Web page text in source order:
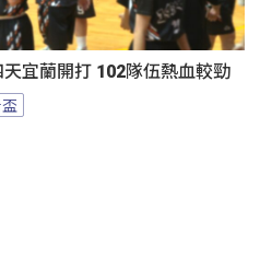
宜蘭開打 102隊伍熱血較勁